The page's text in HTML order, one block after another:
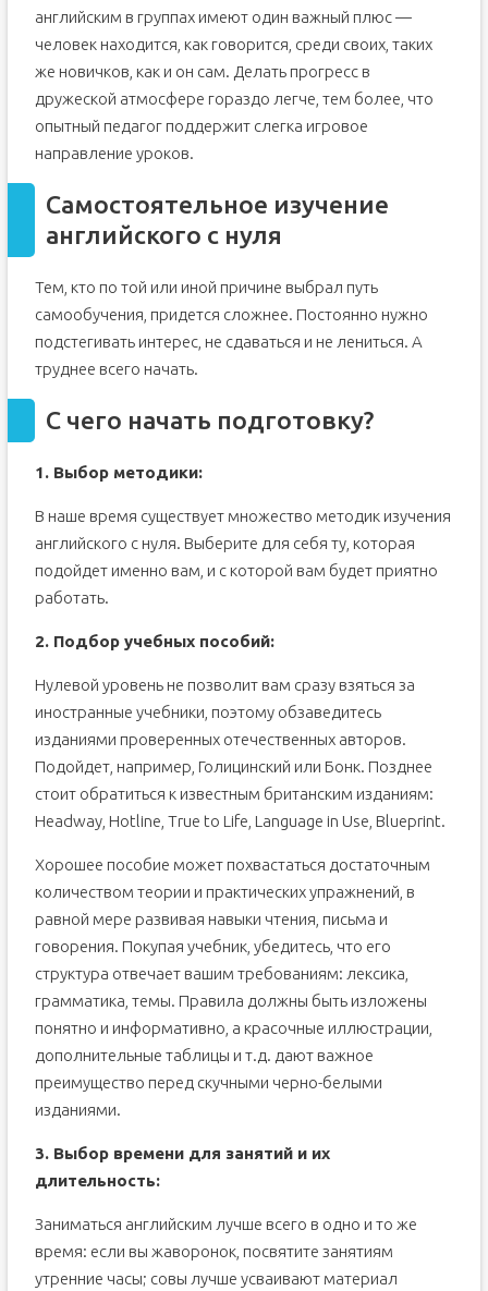
английским в группах имеют один важный плюс —
человек находится, как говорится, среди своих, таких
же новичков, как и он сам. Делать прогресс в
дружеской атмосфере гораздо легче, тем более, что
опытный педагог поддержит слегка игровое
направление уроков.
Самостоятельное изучение
английского с нуля
Тем, кто по той или иной причине выбрал путь
самообучения, придется сложнее. Постоянно нужно
подстегивать интерес, не сдаваться и не лениться. А
труднее всего начать.
С чего начать подготовку?
1. Выбор методики:
В наше время существует множество методик изучения
английского с нуля. Выберите для себя ту, которая
подойдет именно вам, и с которой вам будет приятно
работать.
2. Подбор учебных пособий:
Нулевой уровень не позволит вам сразу взяться за
иностранные учебники, поэтому обзаведитесь
изданиями проверенных отечественных авторов.
Подойдет, например, Голицинский или Бонк. Позднее
стоит обратиться к известным британским изданиям:
Headway, Hotline, True to Life, Language in Use, Blueprint.
Хорошее пособие может похвастаться достаточным
количеством теории и практических упражнений, в
равной мере развивая навыки чтения, письма и
говорения. Покупая учебник, убедитесь, что его
структура отвечает вашим требованиям: лексика,
грамматика, темы. Правила должны быть изложены
понятно и информативно, а красочные иллюстрации,
дополнительные таблицы и т.д. дают важное
преимущество перед скучными черно-белыми
изданиями.
3. Выбор времени для занятий и их
длительность:
Заниматься английским лучше всего в одно и то же
время: если вы жаворонок, посвятите занятиям
утренние часы; совы лучше усваивают материал